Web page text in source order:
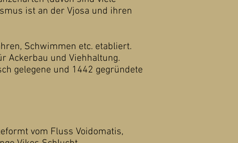
ist an der Vjosa und ihren
Schwimmen etc. etabliert.
Ackerbau und Viehhaltung.
gelegene und 1442 gegründete
vom Fluss Voidomatis,